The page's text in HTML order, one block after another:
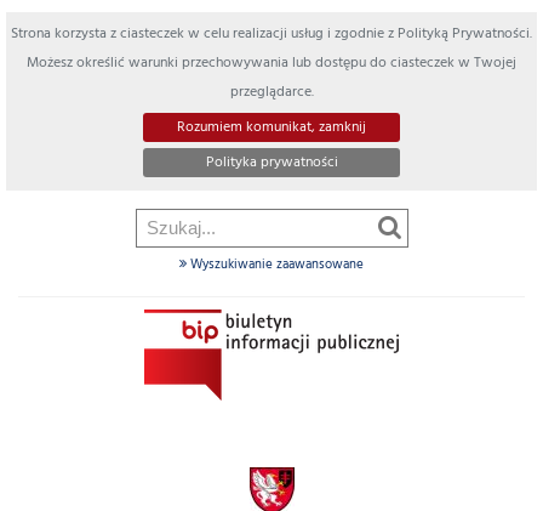
Strona korzysta z ciasteczek w celu realizacji usług i zgodnie z Polityką Prywatności.
Możesz określić warunki przechowywania lub dostępu do ciasteczek w Twojej
przeglądarce.
Rozumiem komunikat, zamknij
Polityka prywatności
Wyszukiwanie zaawansowane